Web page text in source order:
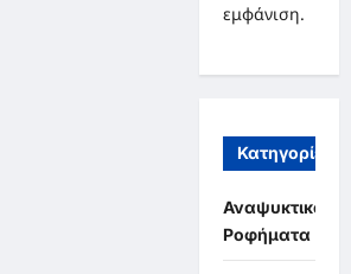
εμφάνιση.
Κατηγορίες
Αναψυκτικά,
Ροφήματα